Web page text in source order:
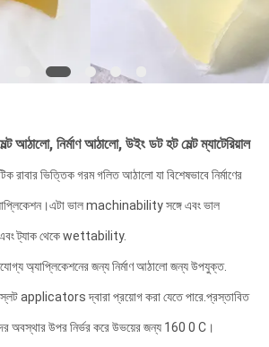
আঠালো, নির্মাণ আঠালো, উইং ডট হট মেল্ট ম্যাটেরিয়াল
রাবার ভিত্তিক গরম গলিত আঠালো যা বিশেষভাবে নির্মাণের
ভাল machinability সঙ্গে এবং ভাল
এবং ট্যাক থেকে wettability.
অ্যাপ্লিকেশনের জন্য নির্মাণ আঠালো জন্য উপযুক্ত.
স্লট applicators দ্বারা প্রয়োগ করা যেতে পারে.প্রস্তাবিত
অবস্থার উপর নির্ভর করে উভয়ের জন্য 160 0 C।